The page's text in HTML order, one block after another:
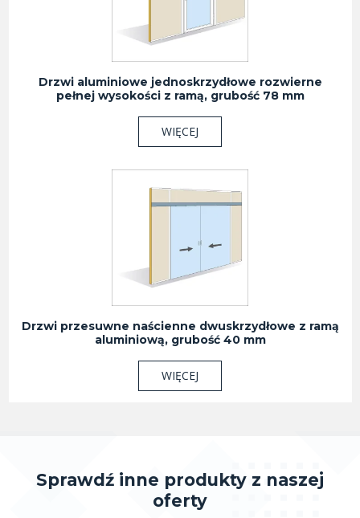
Drzwi aluminiowe jednoskrzydłowe rozwierne
pełnej wysokości z ramą, grubość 78 mm
WIĘCEJ
Drzwi przesuwne naścienne dwuskrzydłowe z ramą
aluminiową, grubość 40 mm
WIĘCEJ
Sprawdź inne produkty z naszej
oferty